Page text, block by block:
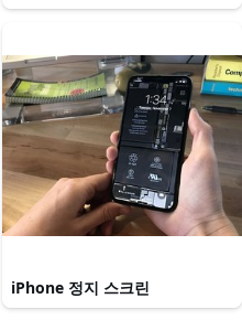
iPhone 정지 스크린